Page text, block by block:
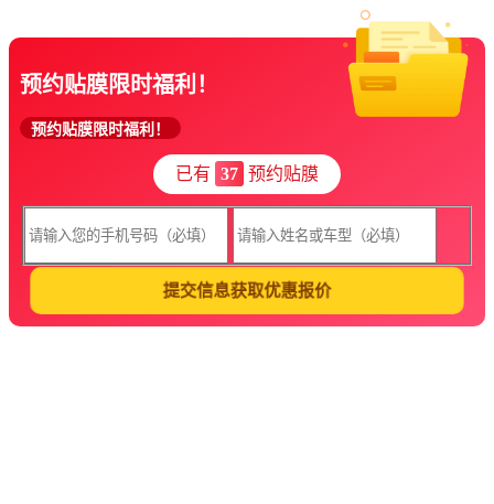
预约贴膜限时福利！
预约贴膜限时福利！
已有 37 预约贴膜
提交信息获取优惠报价